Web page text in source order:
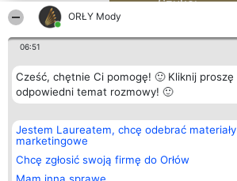
ORŁY Mody
06:51
Cześć, chętnie Ci pomogę! 🙂 Kliknij proszę
odpowiedni temat rozmowy! 🙂
Jestem Laureatem, chcę odebrać materiały
marketingowe
Chcę zgłosić swoją firmę do Orłów
Szukaj
Organizator plebiscytu
Bright Side Solutions sp. z o.
o. sp. k.
ul. Ruska 22
Wrocław 50-079
KRS 0000749100 | Regon
Plebiscyt
Laureaci
wszystkich
Laureatów